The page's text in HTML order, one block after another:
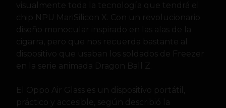
visualmente toda la tecnología que tendrá el
chip NPU MariSilicon X. Con un revolucionario
diseño monocular inspirado en las alas de la
cigarra, pero que nos recuerda bastante al
dispositivo que usaban los soldados de Freezer
en la serie animada Dragon Ball Z.
El Oppo Air Glass es un dispositivo portátil,
práctico y accesible, según describió la